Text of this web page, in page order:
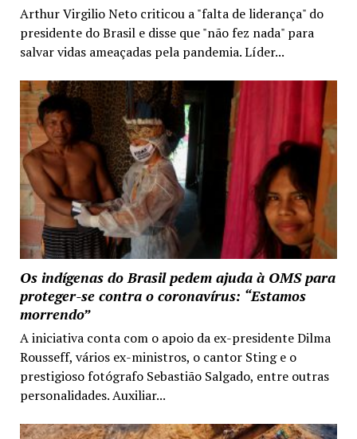
Arthur Virgilio Neto criticou a "falta de liderança" do
presidente do Brasil e disse que "não fez nada" para
salvar vidas ameaçadas pela pandemia. Líder...
Os indígenas do Brasil pedem ajuda à OMS para
proteger-se contra o coronavírus: “Estamos
morrendo”
A iniciativa conta com o apoio da ex-presidente Dilma
Rousseff, vários ex-ministros, o cantor Sting e o
prestigioso fotógrafo Sebastião Salgado, entre outras
personalidades. Auxiliar...